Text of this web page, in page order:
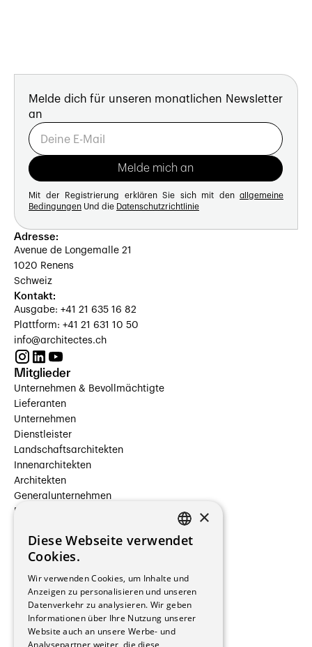
Melde dich für unseren monatlichen Newsletter
an
Mit der Registrierung erklären Sie sich mit den allgemeine
Bedingungen Und die Datenschutzrichtlinie
Adresse:
Avenue de Longemalle 21
1020 Renens
Schweiz
Kontakt:
Ausgabe: +41 21 635 16 82
Plattform: +41 21 631 10 50
info@architectes.ch
Mitglieder
Unternehmen & Bevollmächtigte
Lieferanten
Unternehmen
Dienstleister
Landschaftsarchitekten
Innenarchitekten
Architekten
Generalunternehmen
Beauftragte Unternehmen
Hersteller/Lieferanten
Bauherrschaften
Stockwerkeigentum
Reportagen
Wohnungen
Renovierungen
FRENCH
×
Diese Webseite verwendet
Cookies.
Wir verwenden Cookies, um Inhalte und
Anzeigen zu personalisieren und unseren
Datenverkehr zu analysieren. Wir geben
Informationen über Ihre Nutzung unserer
Website auch an unsere Werbe- und
Analysepartner weiter, die diese